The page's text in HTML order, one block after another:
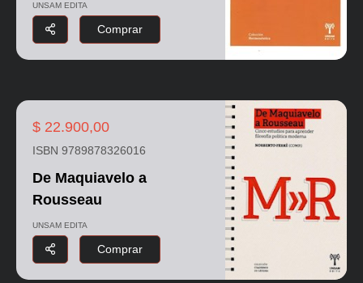
UNSAM EDITA
Comprar
$ 22.900,00
ISBN 9789878326016
De Maquiavelo a
Rousseau
UNSAM EDITA
Comprar